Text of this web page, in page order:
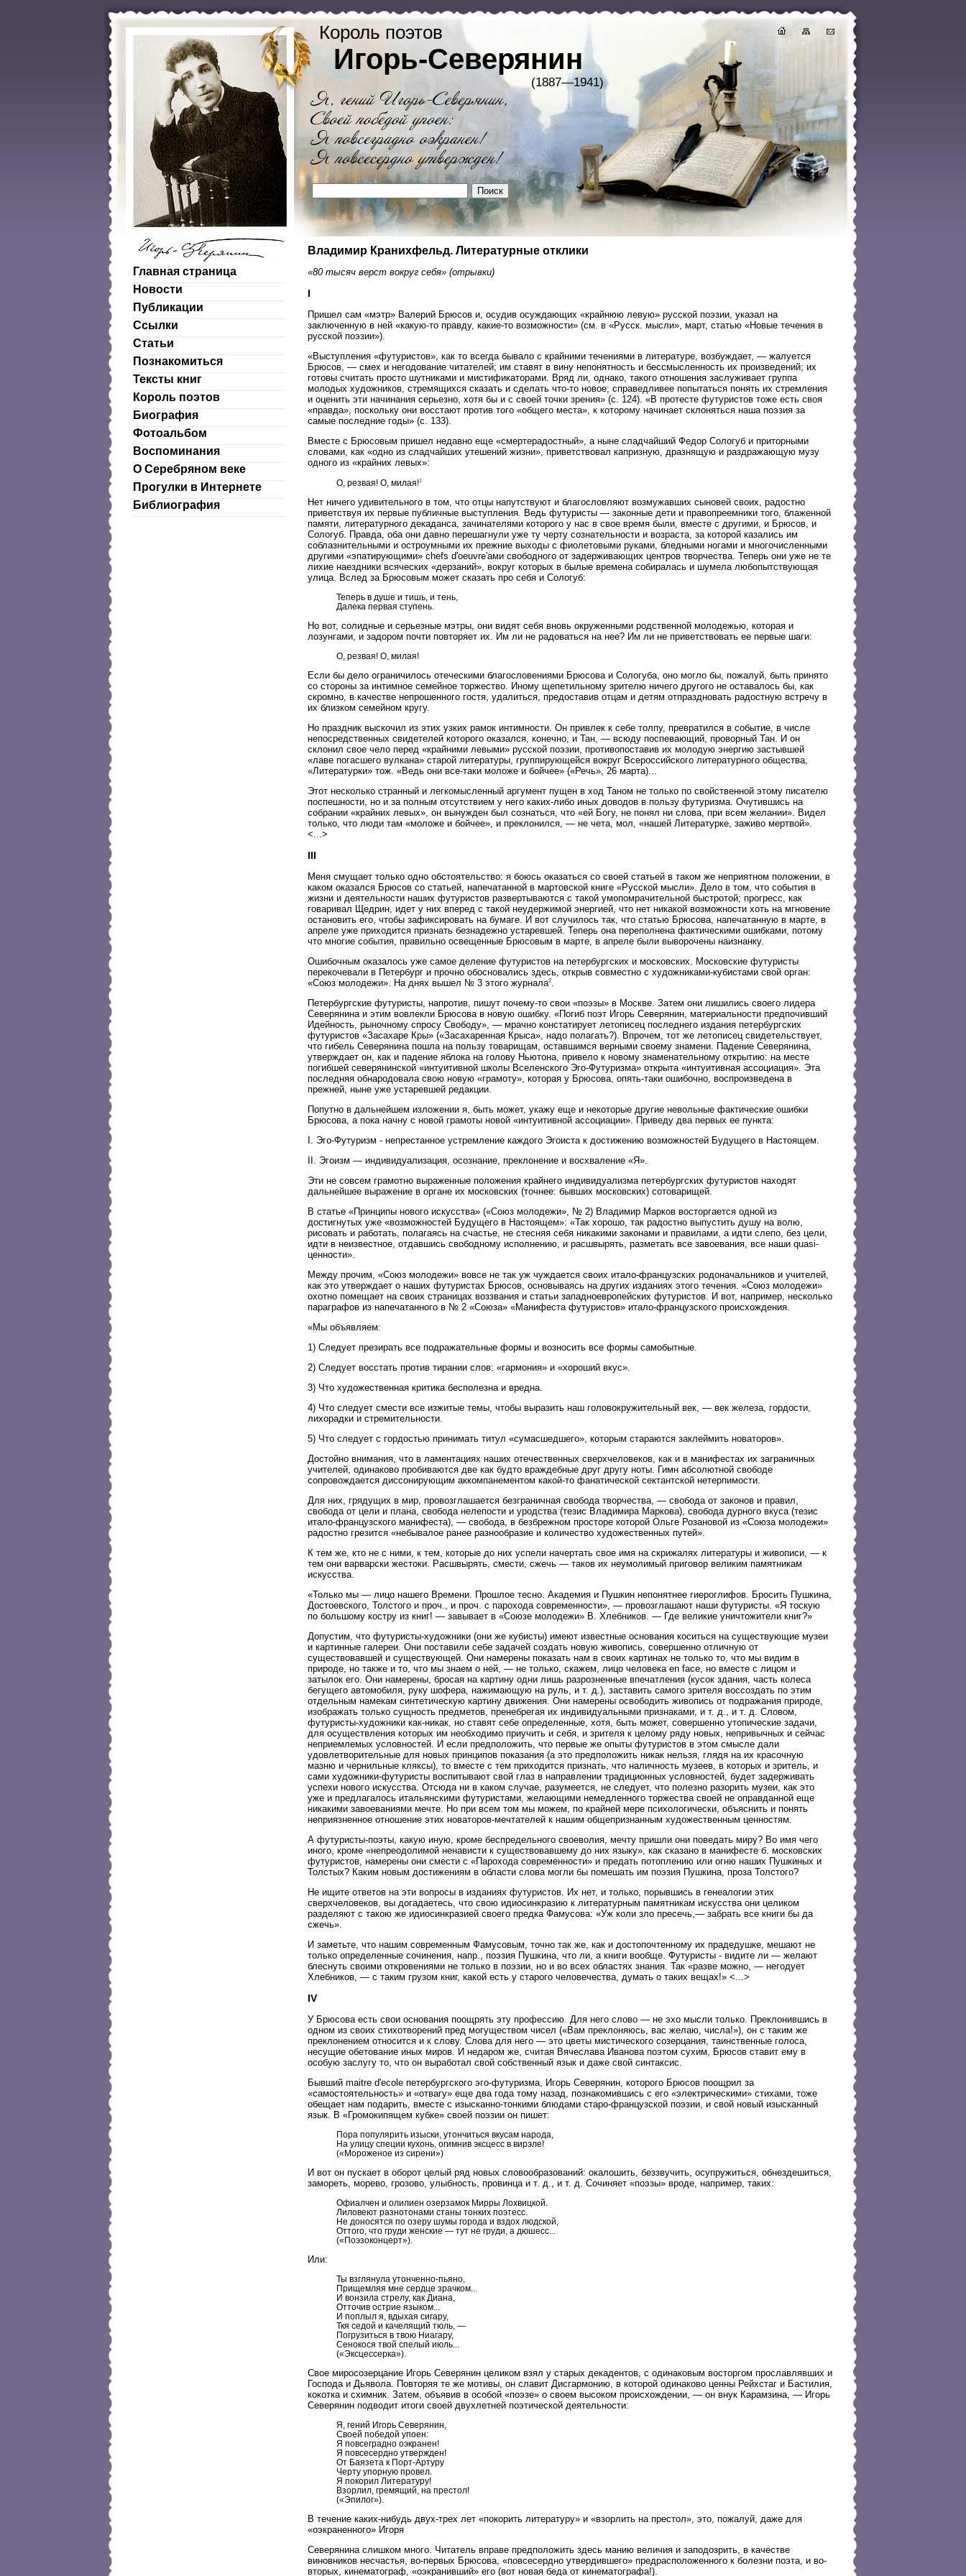
Король поэтов
Игорь-Северянин
(1887—1941)
Главная страница
Новости
Публикации
Ссылки
Статьи
Познакомиться
Тексты книг
Король поэтов
Биография
Фотоальбом
Воспоминания
О Серебряном веке
Прогулки в Интернете
Библиография
Владимир Кранихфельд. Литературные отклики
«80 тысяч верст вокруг себя» (отрывки)
I
Пришел сам «мэтр» Валерий Брюсов и, осудив осуждающих «крайнюю левую» русской поэзии, указал на
заключенную в ней «какую-то правду, какие-то возможности» (см. в «Русск. мысли», март, статью «Новые течения в
русской поэзии»).
«Выступления «футуристов», как то всегда бывало с крайними течениями в литературе, возбуждает, — жалуется
Брюсов, — смех и негодование читателей; им ставят в вину непонятность и бессмысленность их произведений; их
готовы считать просто шутниками и мистификаторами. Вряд ли, однако, такого отношения заслуживает группа
молодых художников, стремящихся сказать и сделать что-то новое; справедливее попытаться понять их стремления
и оценить эти начинания серьезно, хотя бы и с своей точки зрения» (с. 124). «В протесте футуристов тоже есть своя
«правда», поскольку они восстают против того «общего места», к которому начинает склоняться наша поэзия за
самые последние годы» (с. 133).
Вместе с Брюсовым пришел недавно еще «смертерадостный», а ныне сладчайший Федор Сологуб и приторными
словами, как «одно из сладчайших утешений жизни», приветствовал капризную, дразнящую и раздражающую музу
одного из «крайних левых»:
О, резвая! О, милая!1
Нет ничего удивительного в том, что отцы напутствуют и благословляют возмужавших сыновей своих, радостно
приветствуя их первые публичные выступления. Ведь футуристы — законные дети и правопреемники того, блаженной
памяти, литературного декаданса, зачинателями которого у нас в свое время были, вместе с другими, и Брюсов, и
Сологуб. Правда, оба они давно перешагнули уже ту черту сознательности и возраста, за которой казались им
соблазнительными и остроумными их прежние выходы с фиолетовыми руками, бледными ногами и многочисленными
другими «эпатирующими» chefs d'oeuvre'ами свободного от задерживающих центров творчества. Теперь они уже не те
лихие наездники всяческих «дерзаний», вокруг которых в былые времена собиралась и шумела любопытствующая
улица. Вслед за Брюсовым может сказать про себя и Сологуб:
Теперь в душе и тишь, и тень,
Далека первая ступень.
Но вот, солидные и серьезные мэтры, они видят себя вновь окруженными родственной молодежью, которая и
лозунгами, и задором почти повторяет их. Им ли не радоваться на нее? Им ли не приветствовать ее первые шаги:
О, резвая! О, милая!
Если бы дело ограничилось отеческими благословениями Брюсова и Сологуба, оно могло бы, пожалуй, быть принято
со стороны за интимное семейное торжество. Иному щепетильному зрителю ничего другого не оставалось бы, как
скромно, в качестве непрошенного гостя, удалиться, предоставив отцам и детям отпраздновать радостную встречу в
их близком семейном кругу.
Но праздник выскочил из этих узких рамок интимности. Он привлек к себе толпу, превратился в событие, в числе
непосредственных свидетелей которого оказался, конечно, и Тан, — всюду поспевающий, проворный Тан. И он
склонил свое чело перед «крайними левыми» русской поэзии, противопоставив их молодую энергию застывшей
«лаве погасшего вулкана» старой литературы, группирующейся вокруг Всероссийского литературного общества,
«Литературки» тож. «Ведь они все-таки моложе и бойчее» («Речь», 26 марта)...
Этот несколько странный и легкомысленный аргумент пущен в ход Таном не только по свойственной этому писателю
поспешности, но и за полным отсутствием у него каких-либо иных доводов в пользу футуризма. Очутившись на
собрании «крайних левых», он вынужден был сознаться, что «ей Богу, не понял ни слова, при всем желании». Видел
только, что люди там «моложе и бойчее», и преклонился, — не чета, мол, «нашей Литературке, заживо мертвой».
<...>
III
Меня смущает только одно обстоятельство: я боюсь оказаться со своей статьей в таком же неприятном положении, в
каком оказался Брюсов со статьей, напечатанной в мартовской книге «Русской мысли». Дело в том, что события в
жизни и деятельности наших футуристов развертываются с такой умопомрачительной быстротой; прогресс, как
говаривал Щедрин, идет у них вперед с такой неудержимой энергией, что нет никакой возможности хоть на мгновение
остановить его, чтобы зафиксировать на бумаге. И вот случилось так, что статью Брюсова, напечатанную в марте, в
апреле уже приходится признать безнадежно устаревшей. Теперь она переполнена фактическими ошибками, потому
что многие события, правильно освещенные Брюсовым в марте, в апреле были выворочены наизнанку.
Ошибочным оказалось уже самое деление футуристов на петербургских и московских. Московские футуристы
перекочевали в Петербург и прочно обосновались здесь, открыв совместно с художниками-кубистами свой орган:
«Союз молодежи». На днях вышел № 3 этого журнала2
Петербургские футуристы, напротив, пишут почему-то свои «поэзы» в Москве. Затем они лишились своего лидера
Северянина и этим вовлекли Брюсова в новую ошибку. «Погиб поэт Игорь Северянин, материальности предпочивший
Идейность, рыночному спросу Свободу», — мрачно констатирует летописец последнего издания петербургских
футуристов «Засахаре Кры» («Засахаренная Крыса», надо полагать?). Впрочем, тот же летописец свидетельствует,
что гибель Северянина пошла на пользу товарищам, оставшимся верными своему знамени. Падение Северянина,
утверждает он, как и падение яблока на голову Ньютона, привело к новому знаменательному открытию: на месте
погибшей северянинской «интуитивной школы Вселенского Эго-Футуризма» открыта «интуитивная ассоциация». Эта
последняя обнародовала свою новую «грамоту», которая у Брюсова, опять-таки ошибочно, воспроизведена в
прежней, ныне уже устаревшей редакции.
Попутно в дальнейшем изложении я, быть может, укажу еще и некоторые другие невольные фактические ошибки
Брюсова, а пока начну с новой грамоты новой «интуитивной ассоциации». Приведу два первых ее пункта:
I. Эго-Футуризм - непрестанное устремление каждого Эгоиста к достижению возможностей Будущего в Настоящем.
II. Эгоизм — индивидуализация, осознание, преклонение и восхваление «Я».
Эти не совсем грамотно выраженные положения крайнего индивидуализма петербургских футуристов находят
дальнейшее выражение в органе их московских (точнее: бывших московских) сотоварищей.
В статье «Принципы нового искусства» («Союз молодежи», № 2) Владимир Марков восторгается одной из
достигнутых уже «возможностей Будущего в Настоящем»: «Так хорошо, так радостно выпустить душу на волю,
рисовать и работать, полагаясь на счастье, не стесняя себя никакими законами и правилами, а идти слепо, без цели,
идти в неизвестное, отдавшись свободному исполнению, и расшвырять, разметать все завоевания, все наши quasi-
ценности».
Между прочим, «Союз молодежи» вовсе не так уж чуждается своих итало-французских родоначальников и учителей,
как это утверждает о наших футуристах Брюсов, основываясь на других изданиях этого течения. «Союз молодежи»
охотно помещает на своих страницах воззвания и статьи западноевропейских футуристов. И вот, например, несколько
параграфов из напечатанного в № 2 «Союза» «Манифеста футуристов» итало-французского происхождения.
«Мы объявляем:
1) Следует презирать все подражательные формы и возносить все формы самобытные.
2) Следует восстать против тирании слов: «гармония» и «хороший вкус».
3) Что художественная критика бесполезна и вредна.
4) Что следует смести все изжитые темы, чтобы выразить наш головокружительный век, — век железа, гордости,
лихорадки и стремительности.
5) Что следует с гордостью принимать титул «сумасшедшего», которым стараются заклеймить новаторов».
Достойно внимания, что в ламентациях наших отечественных сверхчеловеков, как и в манифестах их заграничных
учителей, одинаково пробиваются две как будто враждебные друг другу ноты. Гимн абсолютной свободе
сопровождается диссонирующим аккомпанементом какой-то фанатической сектантской нетерпимости.
Для них, грядущих в мир, провозглашается безграничная свобода творчества, — свобода от законов и правил,
свобода от цели и плана, свобода нелепости и уродства (тезис Владимира Маркова), свобода дурного вкуса (тезис
итало-французского манифеста), — свобода, в безбрежном просторе которой Ольге Розановой из «Союза молодежи»
радостно грезится «небывалое ранее разнообразие и количество художественных путей».
К тем же, кто не с ними, к тем, которые до них успели начертать свое имя на скрижалях литературы и живописи, — к
тем они варварски жестоки. Расшвырять, смести, сжечь — таков их неумолимый приговор великим памятникам
искусства.
«Только мы — лицо нашего Времени. Прошлое тесно. Академия и Пушкин непонятнее гиероглифов. Бросить Пушкина,
Достоевского, Толстого и проч., и проч. с парохода современности», — провозглашают наши футуристы. «Я тоскую
по большому костру из книг! — завывает в «Союзе молодежи» В. Хлебников. — Где великие уничтожители книг?»
Допустим, что футуристы-художники (они же кубисты) имеют известные основания коситься на существующие музеи
и картинные галереи. Они поставили себе задачей создать новую живопись, совершенно отличную от
существовавшей и существующей. Они намерены показать нам в своих картинах не только то, что мы видим в
природе, но также и то, что мы знаем о ней, — не только, скажем, лицо человека en face, но вместе с лицом и
затылок его. Они намерены, бросая на картину одни лишь разрозненные впечатления (кусок здания, часть колеса
бегущего автомобиля, руку шофера, нажимающую на руль, и т. д.), заставить самого зрителя воссоздать по этим
отдельным намекам синтетическую картину движения. Они намерены освободить живопись от подражания природе,
изображать только сущность предметов, пренебрегая их индивидуальными признаками, и т. д., и т. д. Словом,
футуристы-художники как-никак, но ставят себе определенные, хотя, быть может, совершенно утопические задачи,
для осуществления которых им необходимо приучить и себя, и зрителя к целому ряду новых, непривычных и сейчас
неприемлемых условностей. И если предположить, что первые же опыты футуристов в этом смысле дали
удовлетворительные для новых принципов показания (а это предположить никак нельзя, глядя на их красочную
мазню и чернильные кляксы), то вместе с тем приходится признать, что наличность музеев, в которых и зритель, и
сами художники-футуристы воспитывают свой глаз в направлении традиционных условностей, будет задерживать
успехи нового искусства. Отсюда ни в каком случае, разумеется, не следует, что полезно разорить музеи, как это
уже и предлагалось итальянскими футуристами, желающими немедленного торжества своей не оправданной еще
никакими завоеваниями мечте. Но при всем том мы можем, по крайней мере психологически, объяснить и понять
неприязненное отношение этих новаторов-мечтателей к нашим общепризнанным художественным ценностям.
А футуристы-поэты, какую иную, кроме беспредельного своеволия, мечту пришли они поведать миру? Во имя чего
иного, кроме «непреодолимой ненависти к существовавшему до них языку», как сказано в манифесте б. московских
футуристов, намерены они смести с «Парохода современности» и предать потоплению или огню наших Пушкиных и
Толстых? Каким новым достижениям в области слова могли бы помешать им поэзия Пушкина, проза Толстого?
Не ищите ответов на эти вопросы в изданиях футуристов. Их нет, и только, порывшись в генеалогии этих
сверхчеловеков, вы догадаетесь, что свою идиосинкразию к литературным памятникам искусства они целиком
разделяют с такою же идиосинкразией своего предка Фамусова: «Уж коли зло пресечь,— забрать все книги бы да
сжечь».
И заметьте, что нашим современным Фамусовым, точно так же, как и достопочтенному их прадедушке, мешают не
только определенные сочинения, напр., поэзия Пушкина, что ли, а книги вообще. Футуристы - видите ли — желают
блеснуть своими откровениями не только в поэзии, но и во всех областях знания. Так «разве можно, — негодует
Хлебников, — с таким грузом книг, какой есть у старого человечества, думать о таких вещах!» <...>
IV
У Брюсова есть свои основания поощрять эту профессию. Для него слово — не эхо мысли только. Преклонившись в
одном из своих стихотворений пред могуществом чисел («Вам преклоняюсь, вас желаю, числа!»), он с таким же
преклонением относится и к слову. Слова для него — это цветы мистического созерцания, таинственные голоса,
несущие обетование иных миров. И недаром же, считая Вячеслава Иванова поэтом сухим, Брюсов ставит ему в
особую заслугу то, что он выработал свой собственный язык и даже свой синтаксис.
Бывший maitre d'ecole петербургского эго-футуризма, Игорь Северянин, которого Брюсов поощрил за
«самостоятельность» и «отвагу» еще два года тому назад, познакомившись с его «электрическими» стихами, тоже
обещает нам подарить, вместе с изысканно-тонкими блюдами старо-французской поэзии, и свой новый изысканный
язык. В «Громокипящем кубке» своей поэзии он пишет:
Пора популярить изыски, утончиться вкусам народа,
На улицу специи кухонь, огимнив эксцесс в вирэле!
(«Мороженое из сирени»)
И вот он пускает в оборот целый ряд новых словообразований: окалошить, беззвучить, осупружиться, обнездешиться,
замореть, морево, грозово, улыбность, провинца и т. д., и т. д. Сочиняет «поэзы» вроде, например, таких:
Офиалчен и олилиен озерзамок Мирры Лохвицкой.
Лиловеют разнотонами станы тонких поэтесс.
Не доносятся по озеру шумы города и вздох людской,
Оттого, что груди женские — тут не груди, а дюшесс...
(«Поэзоконцерт»).
Или:
Ты взглянула утонченно-пьяно,
Прищемляя мне сердце зрачком...
И вонзила стрелу, как Диана,
Отточив острие языком...
И поплыл я, вдыхая сигару,
Ткя седой и качелящий тюль, —
Погрузиться в твою Ниагару,
Сенокося твой спелый июль...
(«Эксцессерка»).
Свое миросозерцание Игорь Северянин целиком взял у старых декадентов, с одинаковым восторгом прославлявших и
Господа и Дьявола. Повторяя те же мотивы, он славит Дисгармонию, в которой одинаково ценны Рейхстаг и Бастилия,
кокотка и схимник. Затем, объявив в особой «поэзе» о своем высоком происхождении, — он внук Карамзина, — Игорь
Северянин подводит итоги своей двухлетней поэтической деятельности:
Я, гений Игорь Северянин,
Своей победой упоен:
Я повсеградно оэкранен!
Я повсесердно утвержден!
От Баязета к Порт-Артуру
Черту упорную провел.
Я покорил Литературу!
Взорлил, гремящий, на престол!
(«Эпилог»).
В течение каких-нибудь двух-трех лет «покорить литературу» и «взорлить на престол», это, пожалуй, даже для
«оэкраненного» Игоря
Северянина слишком много. Читатель вправе предположить здесь манию величия и заподозрить, в качестве
виновников несчастья, во-первых Брюсова, «повсесердно утвердившего» предрасположенного к болезни поэта, и во-
вторых, кинематограф, «оэкранивший» его (вот новая беда от кинематографа!).